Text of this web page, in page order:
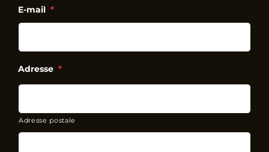
E-mail *
Adresse *
Adresse postale